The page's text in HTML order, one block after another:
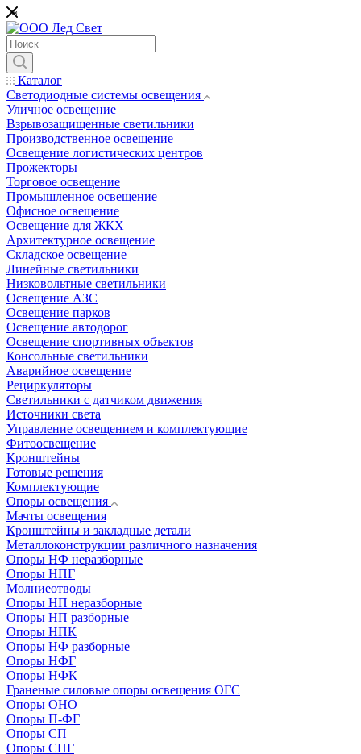
Каталог
Светодиодные системы освещения
Уличное освещение
Взрывозащищенные светильники
Производственное освещение
Освещение логистических центров
Прожекторы
Торговое освещение
Промышленное освещение
Офисное освещение
Освещение для ЖКХ
Архитектурное освещение
Складское освещение
Линейные светильники
Низковольтные светильники
Освещение АЗС
Освещение парков
Освещение автодорог
Освещение спортивных объектов
Консольные светильники
Аварийное освещение
Рециркуляторы
Светильники с датчиком движения
Источники света
Управление освещением и комплектующие
Фитоосвещение
Кронштейны
Готовые решения
Комплектующие
Опоры освещения
Мачты освещения
Кронштейны и закладные детали
Металлоконструкции различного назначения
Опоры НФ неразборные
Опоры НПГ
Молниеотводы
Опоры НП неразборные
Опоры НП разборные
Опоры НПК
Опоры НФ разборные
Опоры НФГ
Опоры НФК
Граненые силовые опоры освещения ОГС
Опоры ОНО
Опоры П-ФГ
Опоры СП
Опоры СПГ
*